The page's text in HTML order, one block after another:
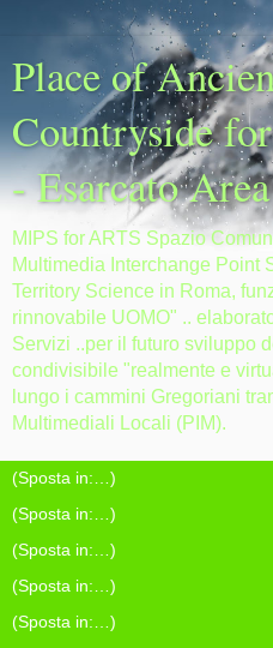
Place of
Countryside
- Esarcato
MIPS for ARTS Spazio
Multimedia Interchange Point
Territory Science in Roma,
rinnovabile UOMO" ..
Servizi ..per il futuro sviluppo
condivisibile "realmente e
lungo i cammini Gregoriani
Multimediali Locali (PIM).